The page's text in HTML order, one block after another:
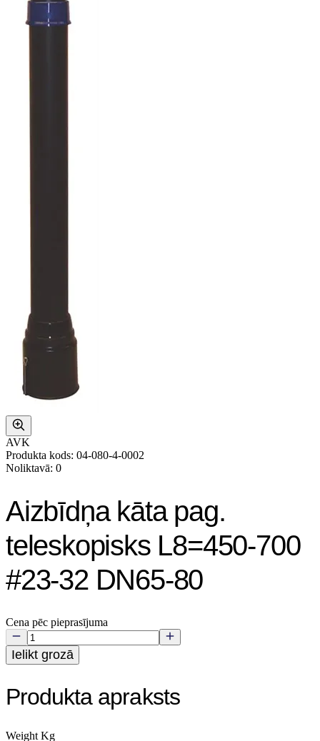
AVK
Produkta kods: 04-080-4-0002
Noliktavā: 0
Aizbīdņa kāta pag.
teleskopisks L8=450-700
#23-32 DN65-80
Cena pēc pieprasījuma
Ielikt grozā
Produkta apraksts
Weight Kg